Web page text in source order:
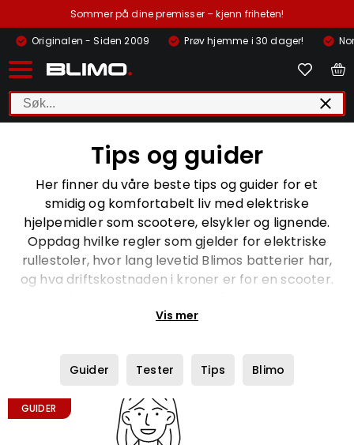
Sommer på dine premisser – kjenn friheten!
Originalen - Siden 2009
Prøv hjemme i 30 dager!
Tips og guider
Her finner du våre beste tips og guider for et
smidig og komfortabelt liv med elektriske
hjelpemidler som scootere, elsykler og lignende.
Oppdag hvilke regler som gjelder for elektriske
rullestoler, hvor lang levetid Blimos batterier har,
og hva driftskostnaden i kroner er for en scooter.
elsykkel!
Vis mer
Guider Tester Tips Blimo
GUIDER